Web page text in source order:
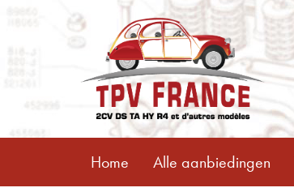
Home Alle aanbiedingen